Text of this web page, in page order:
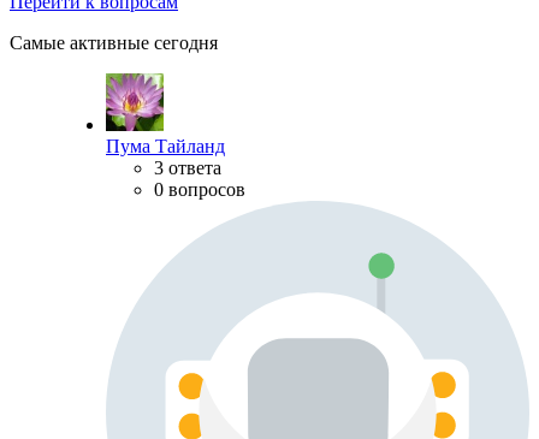
Самые активные сегодня
Пума Тайланд
3 ответа
0 вопросов